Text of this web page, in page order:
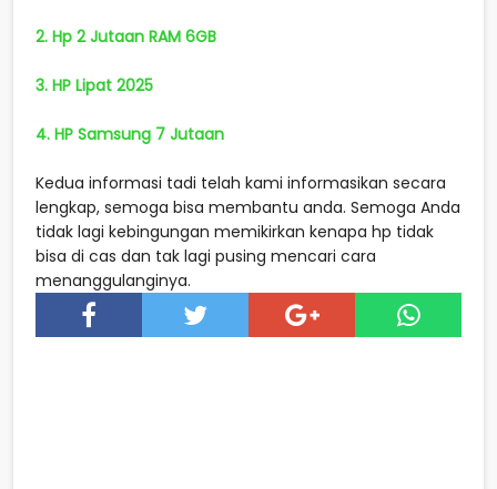
2. Hp 2 Jutaan RAM 6GB
3. HP Lipat 2025
4. HP Samsung 7 Jutaan
Kedua informasi tadi telah kami informasikan secara
lengkap, semoga bisa membantu anda. Semoga Anda
tidak lagi kebingungan memikirkan kenapa hp tidak
bisa di cas dan tak lagi pusing mencari cara
menanggulanginya.